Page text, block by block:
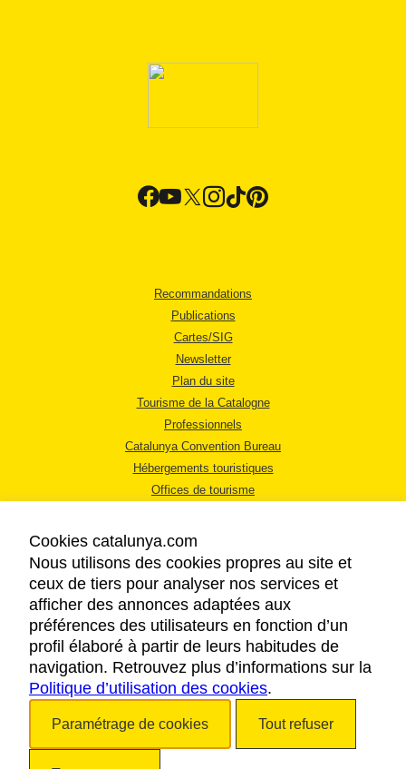
Recommandations
Publications
Cartes/SIG
Newsletter
Plan du site
Tourisme de la Catalogne
Professionnels
Catalunya Convention Bureau
Hébergements touristiques
Offices de tourisme
MENTIONS LÉGALES
RÈGLES DE CONFIDENTIALITÉ
COOKIES
ACCESSIBILITÉ
Cookies catalunya.com
Nous utilisons des cookies propres au site et
ceux de tiers pour analyser nos services et
afficher des annonces adaptées aux
préférences des utilisateurs en fonction d’un
profil élaboré à partir de leurs habitudes de
navigation. Retrouvez plus d’informations sur la
Politique d’utilisation des cookies.
Paramétrage de cookies Tout refuser